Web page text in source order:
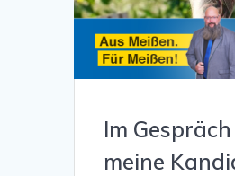
Im
meine